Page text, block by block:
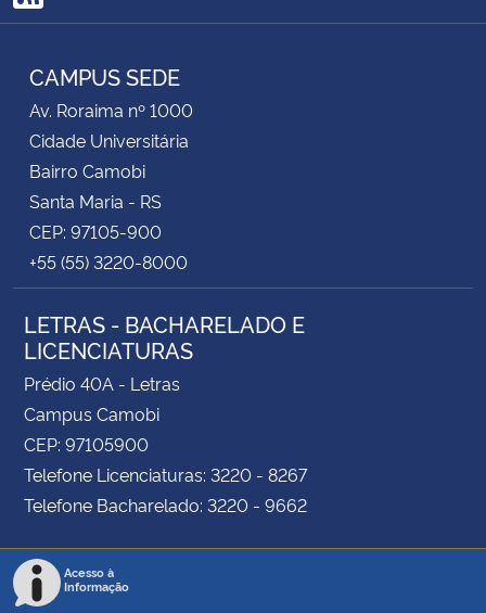
RSS
CAMPUS SEDE
Av. Roraima nº 1000
Cidade Universitária
Bairro Camobi
Santa Maria - RS
CEP: 97105-900
+55 (55) 3220-8000
LETRAS - BACHARELADO E
LICENCIATURAS
Prédio 40A - Letras
Campus Camobi
CEP: 97105900
Telefone Licenciaturas: 3220 - 8267
Telefone Bacharelado: 3220 - 9662
Acesso à
Informação